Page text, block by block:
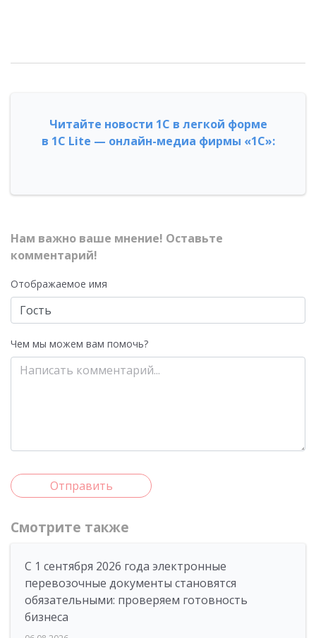
Читайте новости 1С в легкой форме
в 1С Lite — онлайн-медиа фирмы «1С»:
Нам важно ваше мнение! Оставьте
комментарий!
Отображаемое имя
Чем мы можем вам помочь?
Отправить
Смотрите также
С 1 сентября 2026 года электронные
перевозочные документы становятся
обязательными: проверяем готовность
бизнеса